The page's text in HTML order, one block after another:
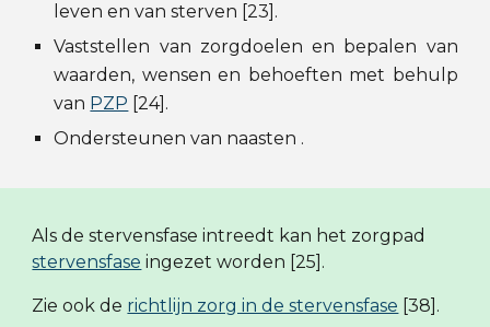
leven en van sterven [23].
Vaststellen van zorgdoelen en bepalen van
waarden, wensen en behoeften met behulp
van PZP [24].
Ondersteunen van naasten .
Als de stervensfase intreedt kan het zorgpad
stervensfase ingezet worden [25].
Zie ook de richtlijn zorg in de stervensfase [38] .